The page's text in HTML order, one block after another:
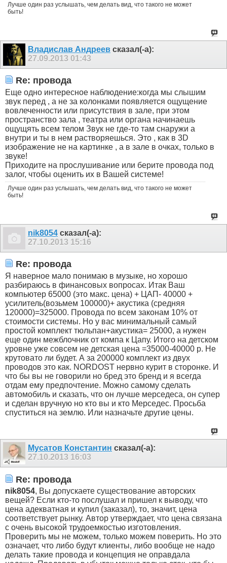
Лучше один раз услышать, чем делать вид, что такого не может
быть!
Владислав Андреев сказал(-а):
27.09.2013 01:43
Re: провода
Еще одно интересное наблюдение:когда мы слышим
звук перед , а не за колонками появляется ощущение
вовлеченности или присутствия в зале, при этом
пространство зала , театра или органа начинаешь
ощущять всем телом Звук не где-то там снаружи а
внутри и ты в нем растворяешься. Это , как в 3D
изображение не на картинке , а в зале в очках, только в
звуке!
Приходите на прослушивание или берите провода под
залог, чтобы оценить их в Вашей системе!
Лучше один раз услышать, чем делать вид, что такого не может
быть!
nik8054 сказал(-а):
27.10.2013 15:16
Re: провода
Я наверное мало понимаю в музыке, но хорошо
разбираюсь в финансовых вопросах. Итак Ваш
компьютер 65000 (это макс. цена) + ЦАП- 40000 +
усилитель(возьмем 100000)+ акустика (средняя
120000)=325000. Провода по всем законам 10% от
стоимости системы. Но у вас минимальный самый
простой комплект тюльпан+акустика= 25000, а нужен
еще один межблочник от компа к Цапу. Итого на детском
уровне уже совсем не детская цена =35000-40000 р. Не
крутовато ли будет. А за 200000 комплект из двух
проводов это как. NORDOST нервно курит в сторонке. И
что бы вы не говорили но бред это бренд и я всегда
отдам ему предпочтение. Можно самому сделать
автомобиль и сказать, что он лучше мерседеса, он супер
и сделан вручную но кто вы и кто Мерседес. Просьба
спуститься на землю. Или назначьте другие цены.
Мусатов Константин сказал(-а):
27.10.2013 16:03
Re: провода
nik8054, Вы допускаете существование авторских
вещей? Если кто-то послушал и пришел к выводу, что
цена адекватная и купил (заказал), то, значит, цена
соответствует рынку. Автор утверждает, что цена связана
с очень высокой трудоемкостью изготовления.
Проверить мы не можем, только можем поверить. Но это
означает, что либо будут клиенты, либо вообще не надо
делать такие провода и концепция не оправдала